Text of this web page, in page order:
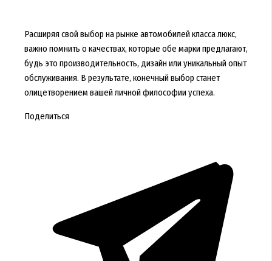
Расширяя свой выбор на рынке автомобилей класса люкс,
важно помнить о качествах, которые обе марки предлагают,
будь это производительность, дизайн или уникальный опыт
обслуживания. В результате, конечный выбор станет
олицетворением вашей личной философии успеха.
Поделиться